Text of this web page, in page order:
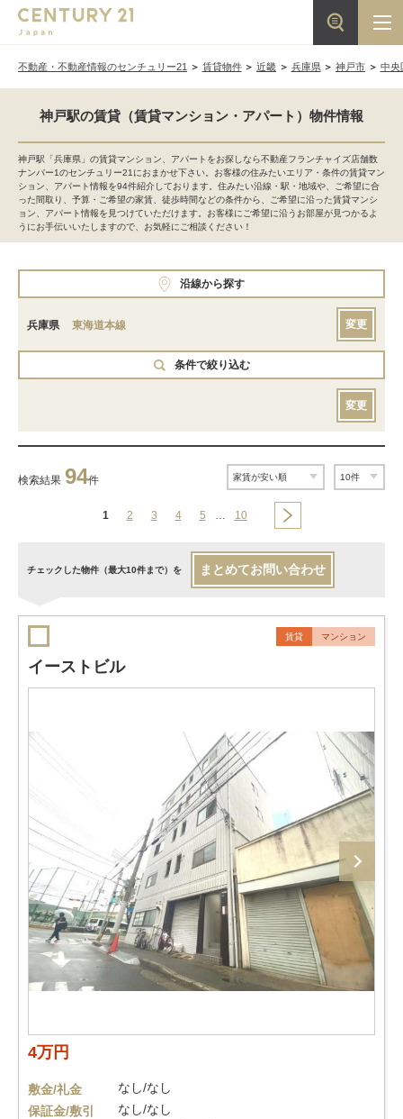
不動産・不動産情報のセンチュリー21 賃貸物件 近畿 兵庫県 神戸市 中央
神戸駅の賃貸（賃貸マンション・アパート）物件情報
神戸駅「兵庫県」の賃貸マンション、アパートをお探しなら不動産フランチャイズ店舗数
ナンバー1のセンチュリー21におまかせ下さい。お客様の住みたいエリア・条件の賃貸マン
ション、アパート情報を94件紹介しております。住みたい沿線・駅・地域や、ご希望に合
った間取り、予算・ご希望の家賃、徒歩時間などの条件から、ご希望に沿った賃貸マンシ
ョン、アパート情報を見つけていただけます。お客様にご希望に沿うお部屋が見つかるよ
うにお手伝いいたしますので、お気軽にご相談ください！
沿線から探す
兵庫県 東海道本線 変更
条件で絞り込む
変更
検索結果 94件
1 2 3 4 5 … 10
チェックした物件（最大10件まで）を まとめてお問い合わせ
賃貸 マンション
イーストビル
4万円
敷金/礼金
なし/なし
保証金/敷引
なし/なし